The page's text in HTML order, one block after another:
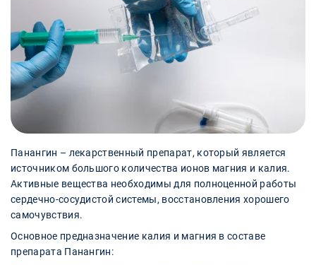
Панангин – лекарственный препарат, который является
источником большого количества ионов магния и калия.
Активные вещества необходимы для полноценной работы
сердечно-сосудистой системы, восстановления хорошего
самочувствия.
Основное предназначение калия и магния в составе
препарата Панангин: